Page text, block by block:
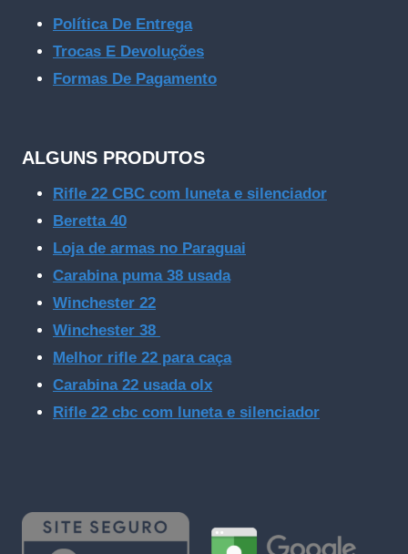
Política De Entrega
Trocas E Devoluções
Formas De Pagamento
ALGUNS PRODUTOS
Rifle 22 CBC com luneta e silenciador
Beretta 40
Loja de armas no Paraguai
Carabina puma 38 usada
Winchester 22
Winchester 38
Melhor rifle 22 para caça
Carabina 22 usada olx
Rifle 22 cbc com luneta e silenciador